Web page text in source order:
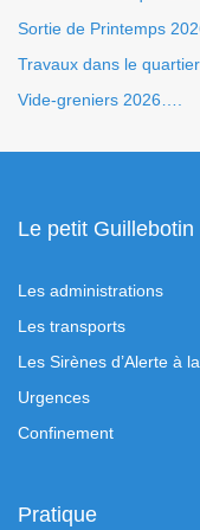
Sortie de Printemps
Travaux dans le
Vide-greniers 2026….
Le petit Guillebotin
Les administrations
Les transports
Les Sirènes d’Alerte à
Urgences
Confinement
Pratique